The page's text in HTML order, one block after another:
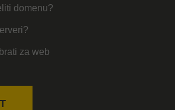
domenu?
za web